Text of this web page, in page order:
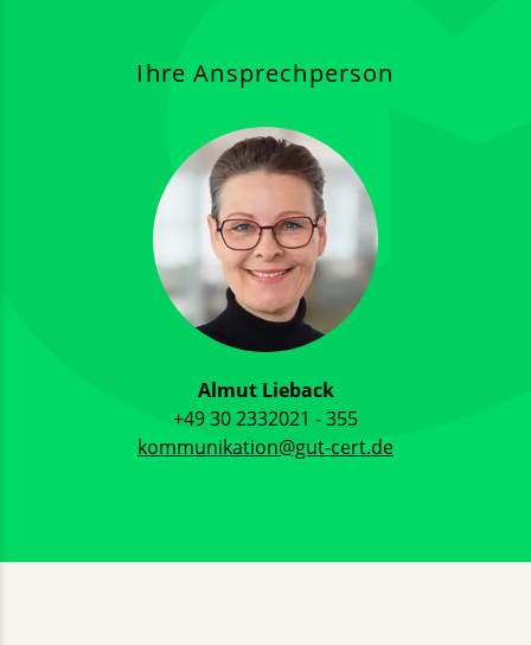
Ihre Ansprechperson
Almut Lieback
+49 30 2332021 - 355
kommunikation@gut-cert.de